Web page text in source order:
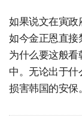
如果说文在寅政
如今金正恩直接
为什么要这般看
中。无论出于什
损害韩国的安保。